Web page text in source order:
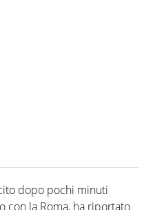
dopo pochi minuti
con la Roma, ha riportato